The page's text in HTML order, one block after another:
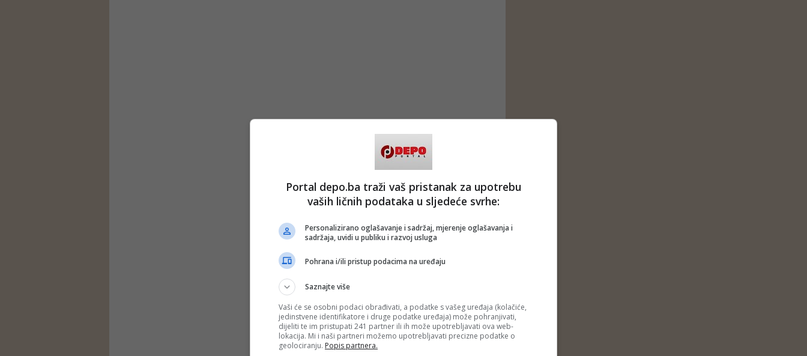
Portal depo.ba traži vaš pristanak za upotrebu
vaših ličnih podataka u sljedeće svrhe:
Personalizirano oglašavanje i sadržaj, mjerenje oglašavanja i
sadržaja, uvidi u publiku i razvoj usluga
Pohrana i/ili pristup podacima na uređaju
Saznajte više
Vaši će se osobni podaci obrađivati, a podatke s vašeg uređaja (kolačiće,
jedinstvene identifikatore i druge podatke uređaja) može pohranjivati,
dijeliti te im pristupati 241 partner ili ih može upotrebljavati ova web-
lokacija. Mi i naši partneri možemo upotrebljavati precizne podatke o
geolociranju. Popis partnera.